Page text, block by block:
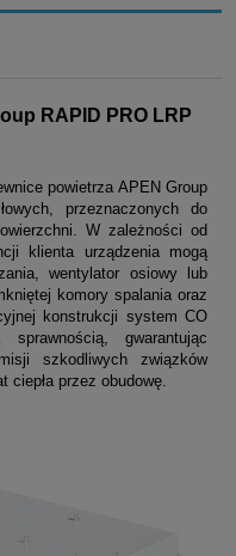
RAPID PRO LRP
powietrza APEN Group
przeznaczonych do
W zależności od
klienta urządzenia mogą
wentylator osiowy lub
komory spalania oraz
konstrukcji system CO
gwarantując
szkodliwych związków
przez obudowę.